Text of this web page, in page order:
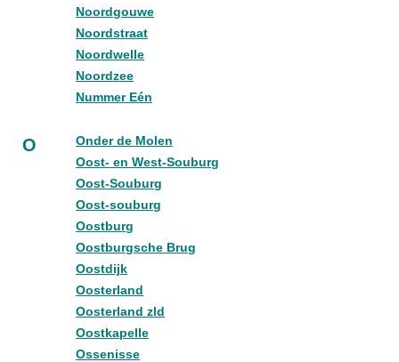
Noordgouwe
Noordstraat
Noordwelle
Noordzee
Nummer Eén
O
Onder de Molen
Oost- en West-Souburg
Oost-Souburg
Oost-souburg
Oostburg
Oostburgsche Brug
Oostdijk
Oosterland
Oosterland zld
Oostkapelle
Ossenisse